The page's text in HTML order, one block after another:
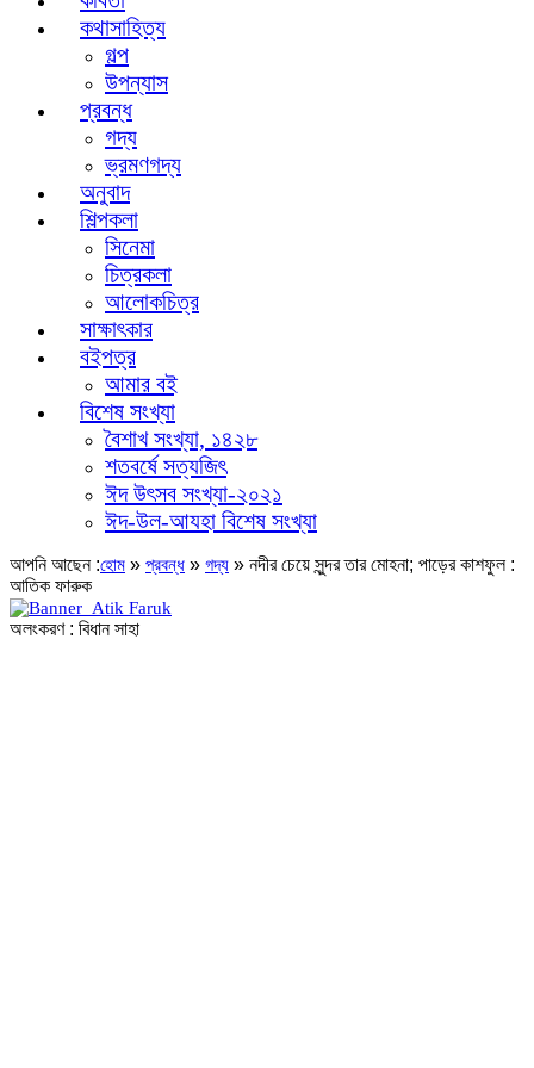
কথাসাহিত্য
গল্প
উপন্যাস
প্রবন্ধ
গদ্য
ভ্রমণগদ্য
অনুবাদ
শিল্পকলা
সিনেমা
চিত্রকলা
আলোকচিত্র
সাক্ষাৎকার
বইপত্র
আমার বই
বিশেষ সংখ্যা
বৈশাখ সংখ্যা, ১৪২৮
শতবর্ষে সত্যজিৎ
ঈদ উৎসব সংখ্যা-২০২১
ঈদ-উল-আযহা বিশেষ সংখ্যা
আপনি আছেন :হোম » প্রবন্ধ » গদ্য » নদীর চেয়ে সুন্দর তার মোহনা; পাড়ের কাশফুল :
আতিক ফারুক
অলংকরণ : বিধান সাহা